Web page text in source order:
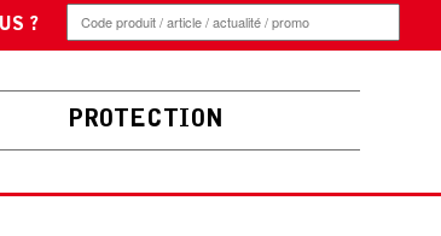
?
PROTECTION